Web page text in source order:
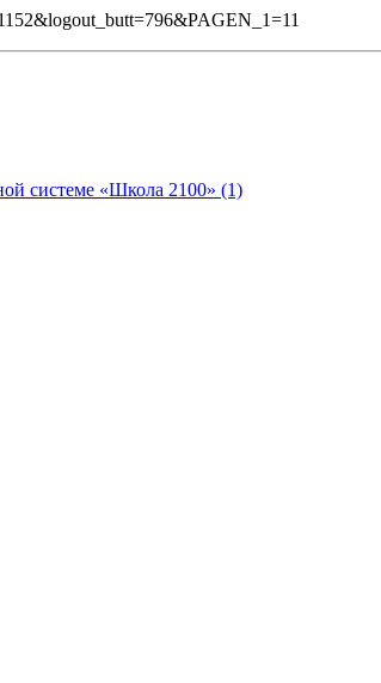
системе «Школа 2100» (1)